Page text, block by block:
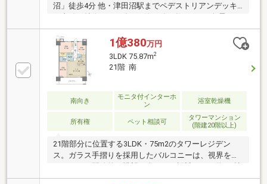
沼」徒歩4分 他・津田沼駅までペデストリアンデッキ
ーマンション・三井不動産レジデンシャル(株)他旧分
譲・2面バルコニー仕様・WIC等、全居室に収納有・各
階で24時間ゴミ出し可能・ゲストルーム等、多彩な共
用施設有(別途要費用)・コンシェルジュサービス有・
24時間有人管理・ペット飼育可能(細則有)▼設備・床
暖房(LD)・食洗機／浄水器・浴室乾燥機■ ご希望の住
まい探しをお手伝いします ━━━━━・・・物件の詳
細・ご相談はお気軽にお問い合わせください。
1億380万円
3LDK 75.87m2
21階 南
南向き
モニタ付インターホ
ン
浴室乾燥機
所有権 ペット相談可
タワーマンション
(階建20階以上)
21階部分に位置する3LDK・75m2のタワーレジデン
ス。ガラス手摺りを採用したバルコニーは、視界を遮
の主寝室にはウォークインクローゼット（約1.3帖）を